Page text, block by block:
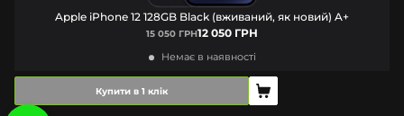
Apple iPhone 12 128GB Black (вживаний, як новий) A+
15 050 ГРН12 050 ГРН
Немає в наявності
Купити в 1 клік